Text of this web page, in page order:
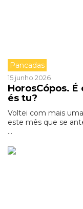
Pancadas
15 junho 2026
HorosCópos. É
és tu?
Voltei com mais
este mês que se
...